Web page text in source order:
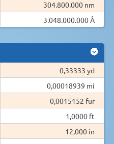
304.800.000 nm
3.048.000.000 Å
0,33333 yd
0,00018939 mi
0,0015152 fur
1,0000 ft
12,000 in